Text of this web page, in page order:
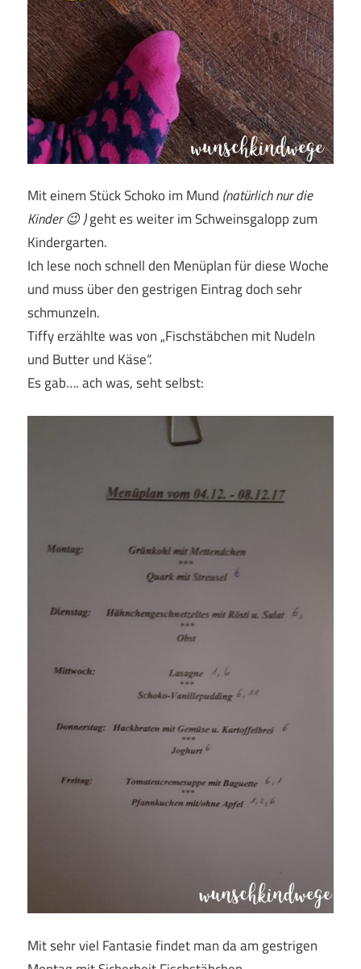
Mit einem Stück Schoko im Mund (natürlich nur die
Kinder 😉 )geht es weiter im Schweinsgalopp zum
Kindergarten.
Ich lese noch schnell den Menüplan für diese Woche
und muss über den gestrigen Eintrag doch sehr
schmunzeln.
Tiffy erzählte was von „Fischstäbchen mit Nudeln
und Butter und Käse“.
Es gab…. ach was, seht selbst:
Mit sehr viel Fantasie findet man da am gestrigen